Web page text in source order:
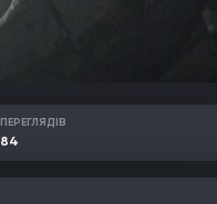
ПЕРЕГЛЯДІВ
84